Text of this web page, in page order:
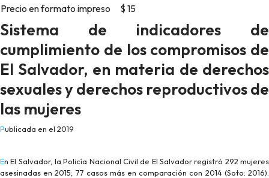
Precio en formato impreso
$ 15
Sistema de indicadores de
cumplimiento de los compromisos de
El Salvador, en materia de derechos
sexuales y derechos reproductivos de
las mujeres
Publicada en el 2019
En El Salvador, la Policía Nacional Civil de El Salvador registró 292 mujeres
asesinadas en 2015; 77 casos más en comparación con 2014 (Soto: 2016).